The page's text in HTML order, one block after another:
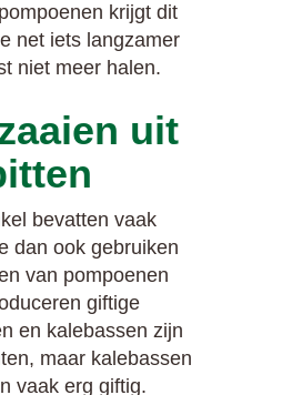
krijgt dit
net iets langzamer
niet meer halen.
uit
bevatten vaak
dan ook gebruiken
van pompoenen
giftige
en kalebassen zijn
maar kalebassen
vaak erg giftig.